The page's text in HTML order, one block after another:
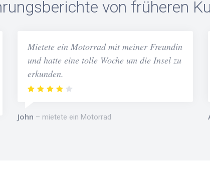
von früheren
Mietete ein Motorrad mit meiner Freundin
und hatte eine tolle Woche um die Insel zu
erkunden.
John mietete ein Motorrad